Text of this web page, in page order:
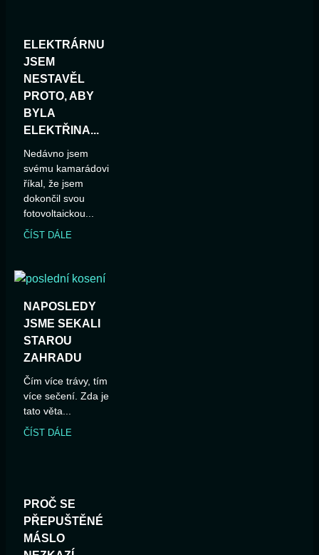
ELEKTRÁRNU
JSEM
NESTAVĚL
PROTO, ABY
BYLA
ELEKTŘINA...
Nedávno jsem
svému kamarádovi
říkal, že jsem
dokončil svou
fotovoltaickou...
ČÍST DÁLE
NAPOSLEDY
JSME SEKALI
STAROU
ZAHRADU
Čím více trávy, tím
více sečení. Zda je
tato věta...
ČÍST DÁLE
PROČ SE
PŘEPUŠTĚNÉ
MÁSLO